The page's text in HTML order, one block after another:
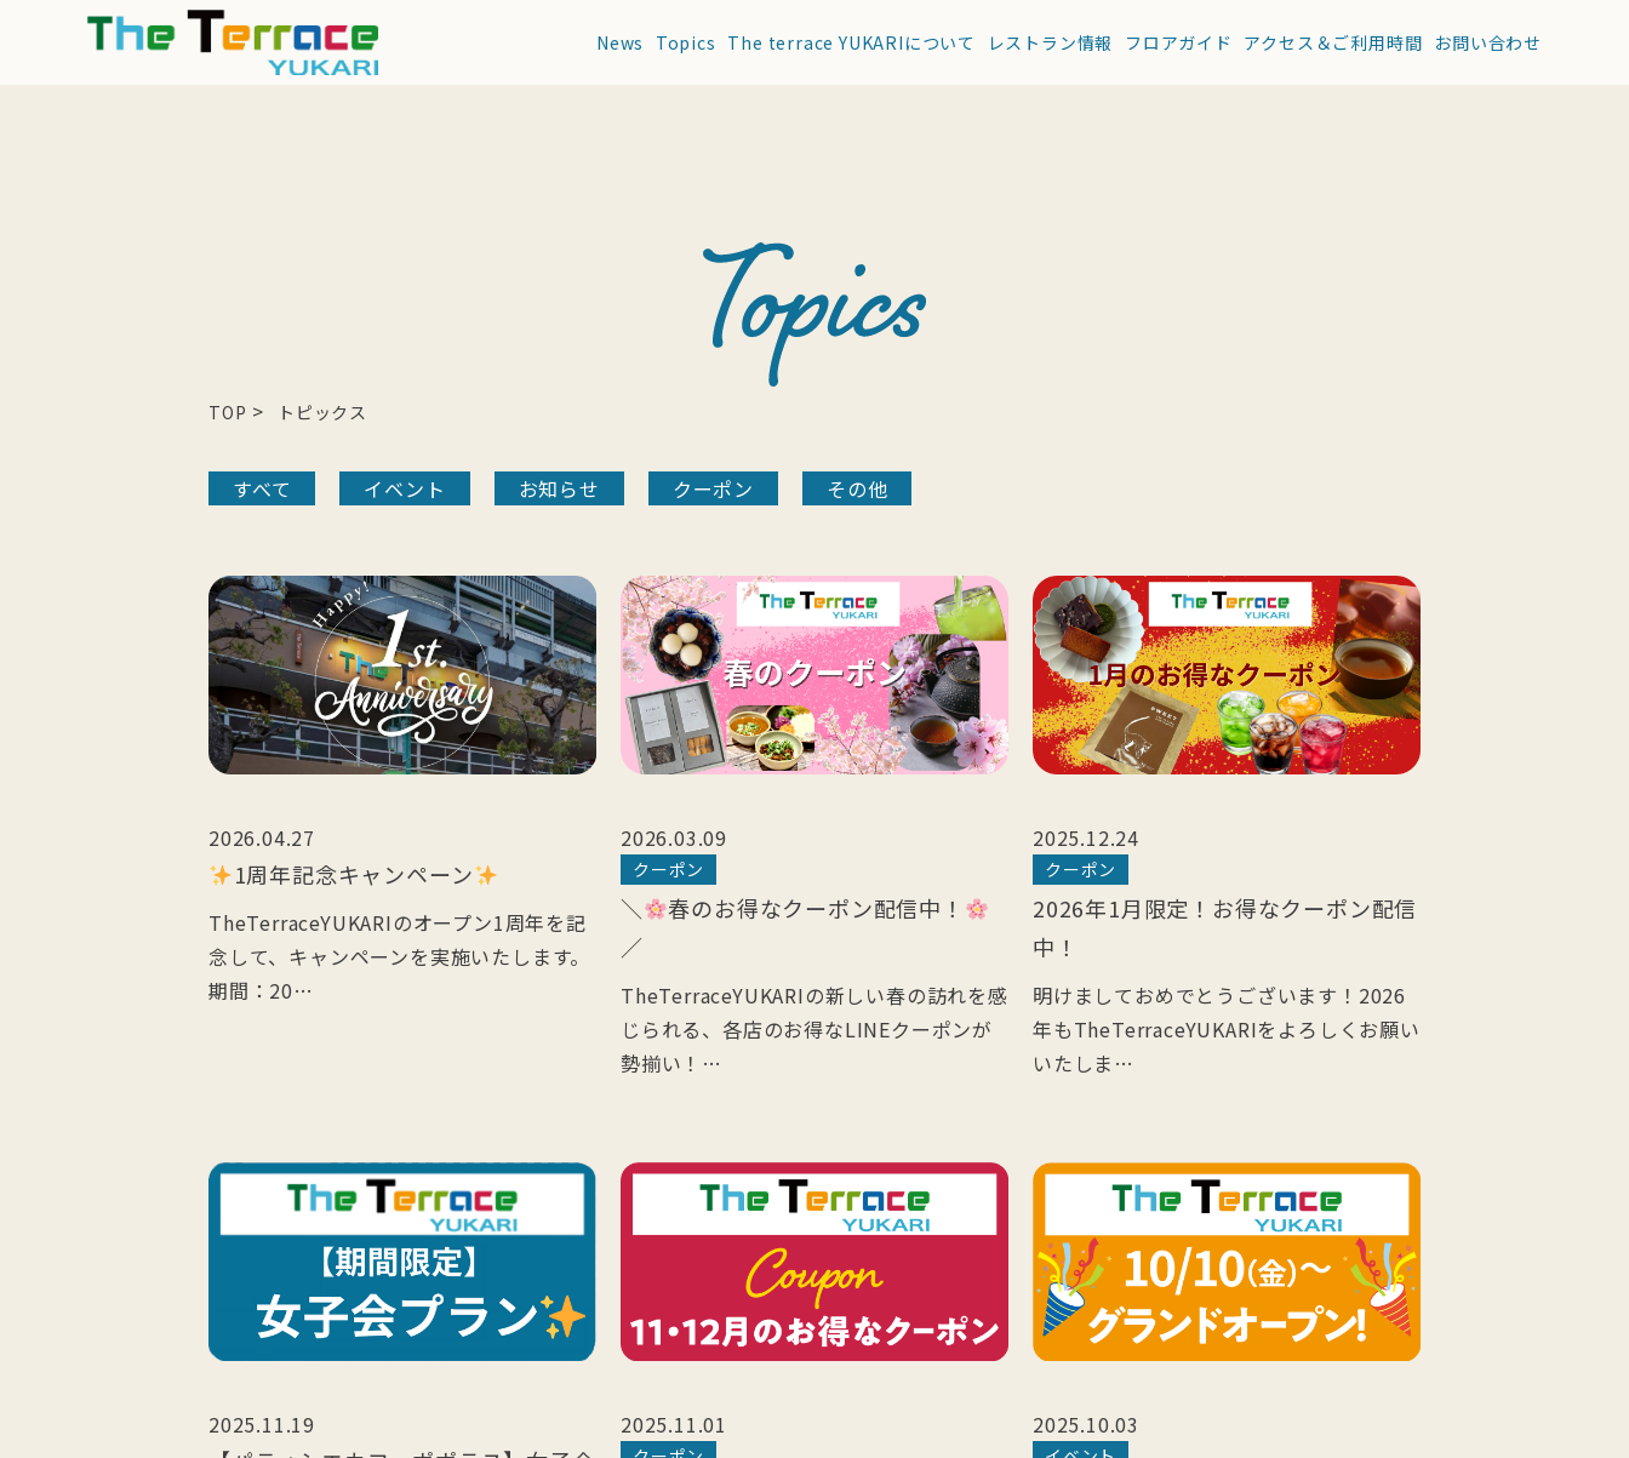
News Topics The terrace YUKARIについて レストラン情報 フロアガイド アクセス＆ご利用時間 お問い合わせ
TOP > トピックス
すべて イベント お知らせ クーポン その他
2026.04.27
1周年記念キャンペーン
TheTerraceYUKARIのオープン1周年を記
念して、キャンペーンを実施いたします。
期間：20…
2026.03.09
クーポン
＼
春のお得なクーポン配信中！
／
TheTerraceYUKARIの新しい春の訪れを感
じられる、各店のお得なLINEクーポンが
勢揃い！…
2025.12.24
クーポン
2026年1月限定！お得なクーポン配信
中！
明けましておめでとうございます！2026
年もTheTerraceYUKARIをよろしくお願い
いたしま…
2025.11.19 2025.11.01 2025.10.03